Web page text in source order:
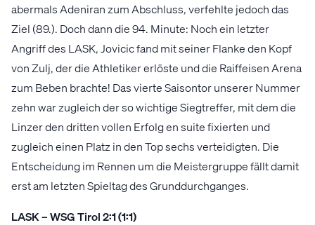
abermals Adeniran zum Abschluss, verfehlte jedoch das
Ziel (89.). Doch dann die 94. Minute: Noch ein letzter
Angriff des LASK, Jovicic fand mit seiner Flanke den Kopf
von Zulj, der die Athletiker erlöste und die Raiffeisen Arena
zum Beben brachte! Das vierte Saisontor unserer Nummer
zehn war zugleich der so wichtige Siegtreffer, mit dem die
Linzer den dritten vollen Erfolg en suite fixierten und
zugleich einen Platz in den Top sechs verteidigten. Die
Entscheidung im Rennen um die Meistergruppe fällt damit
erst am letzten Spieltag des Grunddurchganges.
LASK – WSG Tirol 2:1 (1:1)